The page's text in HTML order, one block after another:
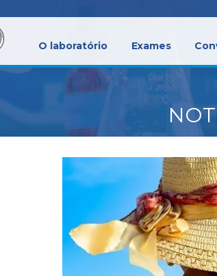
O laboratório Exames